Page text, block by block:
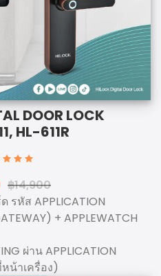
DOOR LOCK
HL-611R
฿14,900
รหัส APPLICATION
+ APPLEWATCH
ผ่าน APPLICATION
น้าเครื่อง)